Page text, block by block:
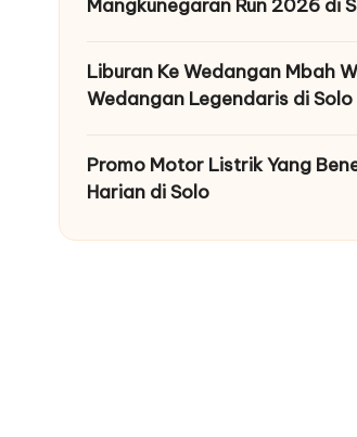
Mangkunegaran Run 2026 di
Liburan Ke Wedangan Mbah
Wedangan Legendaris di Solo
Promo Motor Listrik Yang
Harian di Solo